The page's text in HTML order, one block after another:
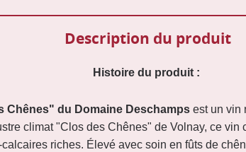
Description du produit
Histoire du produit :
Chênes" du Domaine Deschamps est un vin
climat "Clos des Chênes" de Volnay, ce vin
riches. Élevé avec soin en fûts de